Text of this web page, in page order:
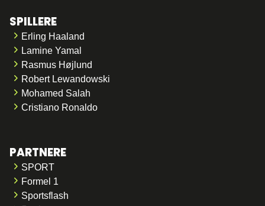
SPILLERE
Erling Haaland
Lamine Yamal
Rasmus Højlund
Robert Lewandowski
Mohamed Salah
Cristiano Ronaldo
PARTNERE
SPORT
Formel 1
Sportsflash